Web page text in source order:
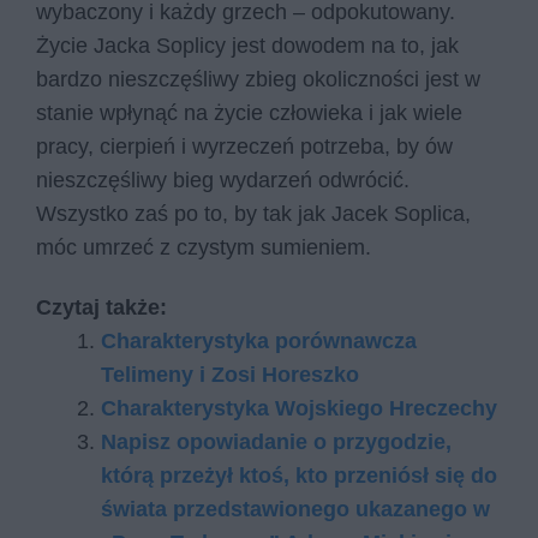
wybaczony i każdy grzech – odpokutowany.
Życie Jacka Soplicy jest dowodem na to, jak
bardzo nieszczęśliwy zbieg okoliczności jest w
stanie wpłynąć na życie człowieka i jak wiele
pracy, cierpień i wyrzeczeń potrzeba, by ów
nieszczęśliwy bieg wydarzeń odwrócić.
Wszystko zaś po to, by tak jak Jacek Soplica,
móc umrzeć z czystym sumieniem.
Czytaj także:
Charakterystyka porównawcza
Telimeny i Zosi Horeszko
Charakterystyka Wojskiego Hreczechy
Napisz opowiadanie o przygodzie,
którą przeżył ktoś, kto przeniósł się do
świata przedstawionego ukazanego w